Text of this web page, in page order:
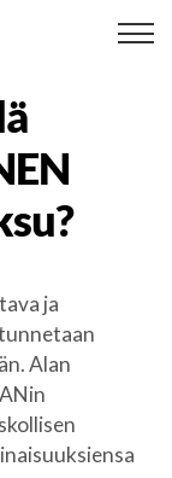
ja
Alan